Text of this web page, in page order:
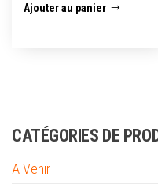
Ajouter au panier
CATÉGORIES DE
A Venir